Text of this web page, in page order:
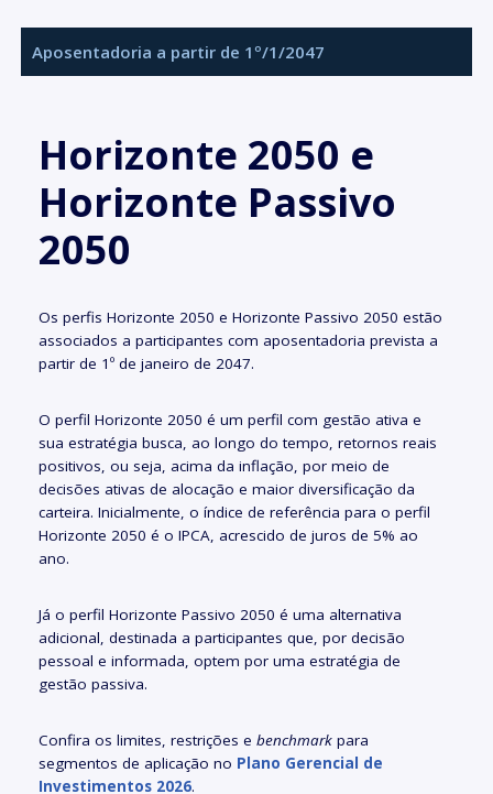
Aposentadoria a partir de 1º/1/2047
Horizonte 2050 e
Horizonte Passivo
2050
Os perfis Horizonte 2050 e Horizonte Passivo 2050 estão
associados a participantes com aposentadoria prevista a
partir de 1º de janeiro de 2047.
O perfil Horizonte 2050 é um perfil com gestão ativa e
sua estratégia busca, ao longo do tempo, retornos reais
positivos, ou seja, acima da inflação, por meio de
decisões ativas de alocação e maior diversificação da
carteira. Inicialmente, o índice de referência para o perfil
Horizonte 2050 é o IPCA, acrescido de juros de 5% ao
ano.
Já o perfil Horizonte Passivo 2050 é uma alternativa
adicional, destinada a participantes que, por decisão
pessoal e informada, optem por uma estratégia de
gestão passiva.
Confira os limites, restrições e benchmarkpara
segmentos de aplicação no Plano Gerencial de
Investimentos 2026.